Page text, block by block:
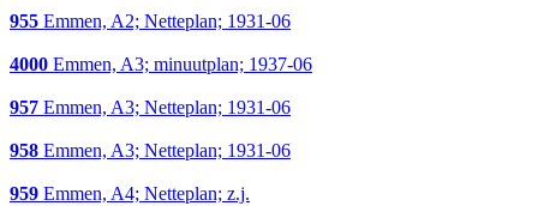
955 Emmen, A2; Netteplan; 1931-06
4000 Emmen, A3; minuutplan; 1937-06
957 Emmen, A3; Netteplan; 1931-06
958 Emmen, A3; Netteplan; 1931-06
959 Emmen, A4; Netteplan; z.j.